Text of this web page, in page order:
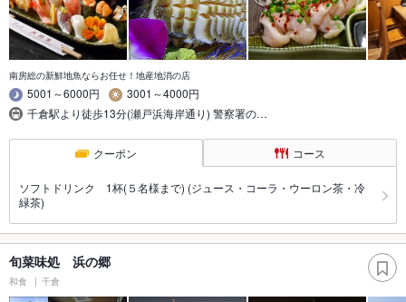
南房総の新鮮地魚ならお任せ！地産地消の店
5001～6000円
3001～4000円
千倉駅より徒歩13分(瀬戸浜海岸通り) 警察署の…
クーポン コース
ソフトドリンク 1杯(５名様まで) (ジュース・コーラ・ウーロン茶・冷
緑茶)
旬菜味処 浜の郷
和食 千倉